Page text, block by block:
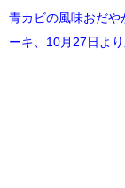
青カビの風味おだ
ーキ、10月27日よ